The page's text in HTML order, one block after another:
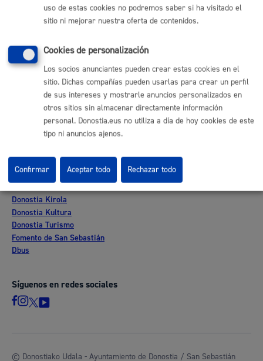
Buzón de la ciudadanía
Informar de un error en la web
Enlaces útiles
Ofertas de empleo
Perfil del contratante
Sede electrónica
Mapas - GeoDonostia
Sala de prensa
Otras páginas web corporativas
Donostia Kirola
Donostia Kultura
Donostia Turismo
Fomento de San Sebastián
Dbus
Síguenos en redes sociales
© Donostiako Udala - Ayuntamiento de Donostia / San Sebastián
uso de estas cookies no podremos saber si ha visitado el
sitio ni mejorar nuestra oferta de contenidos.
Cookies de personalización
Los socios anunciantes pueden crear estas cookies en el
sitio. Dichas compañías pueden usarlas para crear un perfil
de sus intereses y mostrarle anuncios personalizados en
otros sitios sin almacenar directamente información
personal. Donostia.eus no utiliza a día de hoy cookies de este
tipo ni anuncios ajenos.
Rechazar todo
Confirmar Aceptar todo